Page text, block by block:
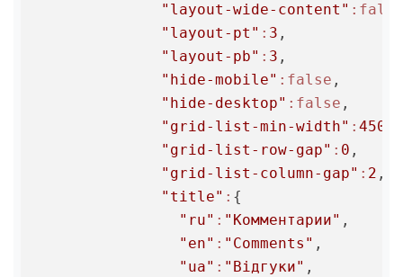
"layout-wide-content" :false
"layout-pt" : 3 ,
"layout-pb" : 3 ,
"hide-mobile" :false ,
"hide-desktop" :false ,
"grid-list-min-width" : 450
"grid-list-row-gap" : 0 ,
"grid-list-column-gap" : 2 ,
"title" : {
"ru" : "Комментарии" ,
"en" : "Comments" ,
"ua" : "Відгуки" ,